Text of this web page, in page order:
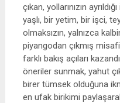
çıkan, yollarınızın
yaşlı, bir yetim, bir işci,
olmaksızın, yalnızca
piyangodan çıkmış
farklı bakış açıları
öneriler sunmak, yahut
birer tümsek olduğuna
en ufak birikimi